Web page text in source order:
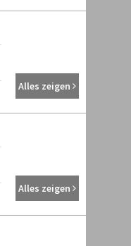
Alles zeigen
Alles zeigen